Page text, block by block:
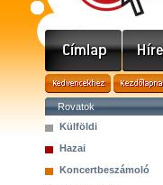
Rovatok
Külföldi
Hazai
Koncertbeszámoló